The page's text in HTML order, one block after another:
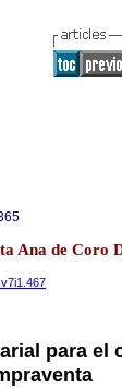
Ana de Coro
para el